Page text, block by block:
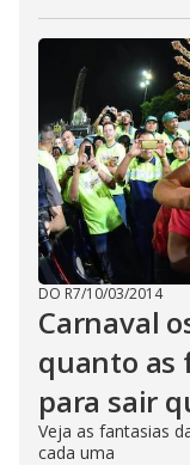
DO R7/10/03/2014
Carnaval
quanto as
para sair
Veja as fantasias
cada uma